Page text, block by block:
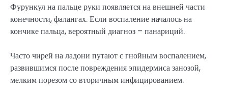
Фурункул на пальце руки появляется на внешней части
конечности, фалангах. Если воспаление началось на
кончике пальца, вероятный диагноз – панариций.
Часто чирей на ладони путают с гнойным воспалением,
развившимся после повреждения эпидермиса занозой,
мелким порезом со вторичным инфицированием.